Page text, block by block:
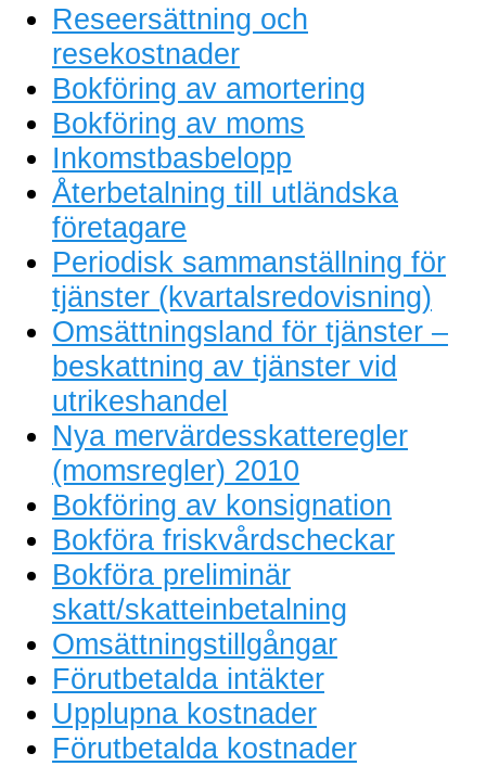
Reseersättning och
resekostnader
Bokföring av amortering
Bokföring av moms
Inkomstbasbelopp
Återbetalning till utländska
företagare
Periodisk sammanställning för
tjänster (kvartalsredovisning)
Omsättningsland för tjänster –
beskattning av tjänster vid
utrikeshandel
Nya mervärdesskatteregler
(momsregler) 2010
Bokföring av konsignation
Bokföra friskvårdscheckar
Bokföra preliminär
skatt/skatteinbetalning
Omsättningstillgångar
Förutbetalda intäkter
Upplupna kostnader
Förutbetalda kostnader